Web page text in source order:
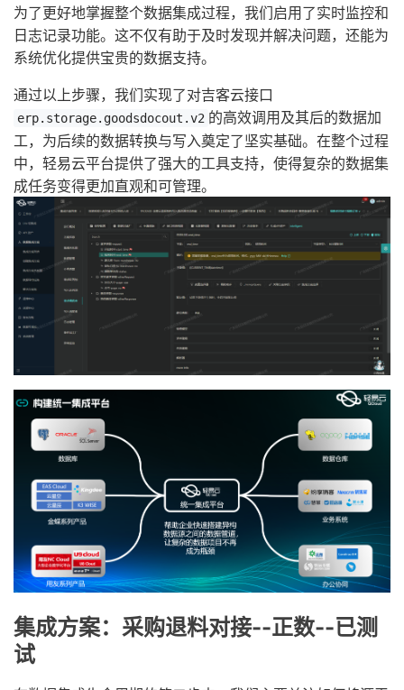
为了更好地掌握整个数据集成过程，我们启用了实时监控和
日志记录功能。这不仅有助于及时发现并解决问题，还能为
系统优化提供宝贵的数据支持。
通过以上步骤，我们实现了对吉客云接口
erp.storage.goodsdocout.v2 的高效调用及其后的数据加
工，为后续的数据转换与写入奠定了坚实基础。在整个过程
中，轻易云平台提供了强大的工具支持，使得复杂的数据集
成任务变得更加直观和可管理。
集成方案：采购退料对接--正数--已测
试